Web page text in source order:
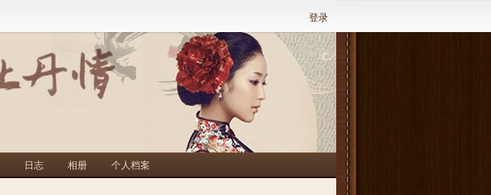
登录
日志 相册 个人档案